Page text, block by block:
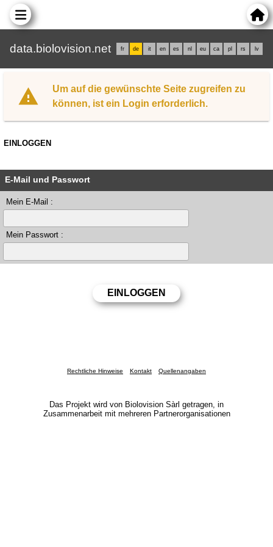
data.biolovision.net fr de it en es nl eu ca pl rs lv
Um auf die gewünschte Seite zugreifen zu
können, ist ein Login erforderlich.
EINLOGGEN
E-Mail und Passwort
Mein E-Mail :
Mein Passwort :
Rechtliche Hinweise Kontakt Quellenangaben
Das Projekt wird von Biolovision Sàrl getragen, in
Zusammenarbeit mit mehreren Partnerorganisationen